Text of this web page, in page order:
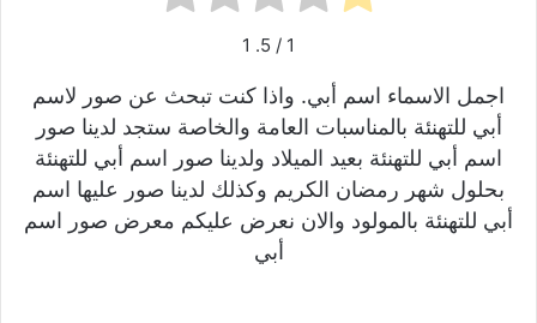
1
/ 5.
1
اجمل الاسماء اسم أبي. واذا كنت تبحث عن صور لاسم
أبي للتهنئة بالمناسبات العامة والخاصة ستجد لدينا صور
اسم أبي للتهنئة بعيد الميلاد ولدينا صور اسم أبي للتهنئة
بحلول شهر رمضان الكريم وكذلك لدينا صور عليها اسم
أبي للتهنئة بالمولود والان نعرض عليكم معرض صور اسم
أبي